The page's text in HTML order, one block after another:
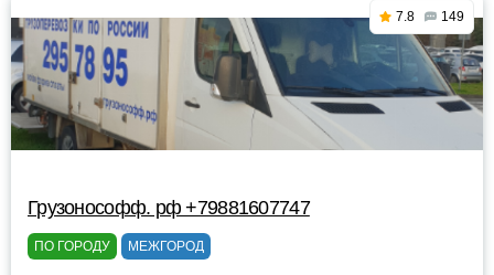
7.8 149
Грузонософф. рф +79881607747
ПО ГОРОДУ МЕЖГОРОД